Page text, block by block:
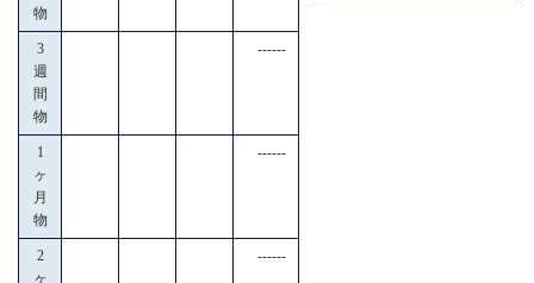
物
3
週
間
物
------
1
ヶ
月
物
------
2
ヶ
------